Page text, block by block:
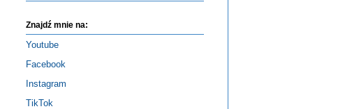
Znajdź mnie na:
Youtube
Facebook
Instagram
TikTok